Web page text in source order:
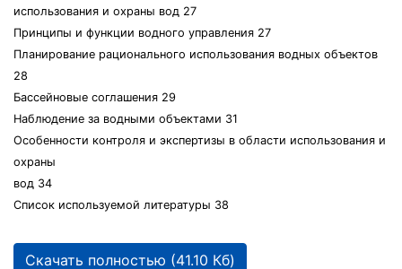
использования и охраны вод 27
Принципы и функции водного управления 27
Планирование рационального использования водных объектов
28
Бассейновые соглашения 29
Наблюдение за водными объектами 31
Особенности контроля и экспертизы в области использования и
охраны
вод 34
Список используемой литературы 38
Скачать полностью (41.10 Кб)